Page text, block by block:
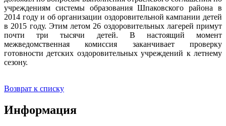
учреждениям системы образования Шпаковского района в
2014 году и об организации оздоровительной кампании детей
в 2015 году. Этим летом 26 оздоровительных лагерей примут
почти три тысячи детей. В настоящий момент
межведомственная комиссия заканчивает проверку
готовности детских оздоровительных учреждений к летнему
сезону.
Возврат к списку
Информация